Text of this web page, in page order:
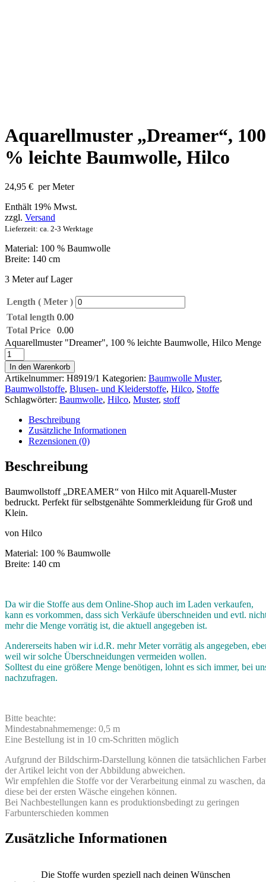
Aquarellmuster „Dreamer“, 100
% leichte Baumwolle, Hilco
24,95 € per Meter
Enthält 19% Mwst.
zzgl. Versand
Lieferzeit: ca. 2-3 Werktage
Material: 100 % Baumwolle
Breite: 140 cm
3 Meter auf Lager
Length ( Meter )
Total length 0.00
Total Price
0.00
Aquarellmuster "Dreamer", 100 % leichte Baumwolle, Hilco Menge
In den Warenkorb
Artikelnummer: H8919/1 Kategorien: Baumwolle Muster,
Baumwollstoffe, Blusen- und Kleiderstoffe, Hilco, Stoffe
Schlagwörter: Baumwolle, Hilco, Muster, stoff
Beschreibung
Zusätzliche Informationen
Rezensionen (0)
Beschreibung
Baumwollstoff „DREAMER“ von Hilco mit Aquarell-Muster
bedruckt. Perfekt für selbstgenähte Sommerkleidung für Groß und
Klein.
von Hilco
Material: 100 % Baumwolle
Breite: 140 cm
Da wir die Stoffe aus dem Online-Shop auch im Laden verkaufen,
kann es vorkommen, dass sich Verkäufe überschneiden und evtl.
mehr die Menge vorrätig ist, die aktuell angegeben ist.
Andererseits haben wir i.d.R. mehr Meter vorrätig als angegeben,
weil wir solche Überschneidungen vermeiden wollen.
Solltest du eine größere Menge benötigen, lohnt es sich immer, bei
nachzufragen.
Bitte beachte:
Mindestabnahmemenge: 0,5 m
Eine Bestellung ist in 10 cm-Schritten möglich
Aufgrund der Bildschirm-Darstellung können die tatsächlichen
der Artikel leicht von der Abbildung abweichen.
Wir empfehlen die Stoffe vor der Verarbeitung einmal zu waschen, da
diese bei der ersten Wäsche eingehen können.
Bei Nachbestellungen kann es produktionsbedingt zu geringen
Farbunterschieden kommen
Zusätzliche Informationen
Die Stoffe wurden speziell nach deinen Wünschen